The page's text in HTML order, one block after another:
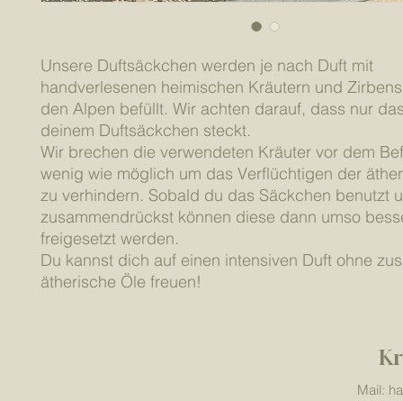
Unsere Duftsäckchen werden je nach Duft mit
handverlesenen heimischen Kräutern und
den Alpen befüllt. Wir achten darauf, dass nur
deinem Duftsäckchen steckt.
Wir brechen die verwendeten Kräuter vor dem
wenig wie möglich um das Verflüchtigen der
zu verhindern. Sobald du das Säckchen benutzt
zusammendrückst können diese dann umso
freigesetzt werden.
Du kannst dich auf einen intensiven Duft ohne
ätherische Öle freuen!
Mail: